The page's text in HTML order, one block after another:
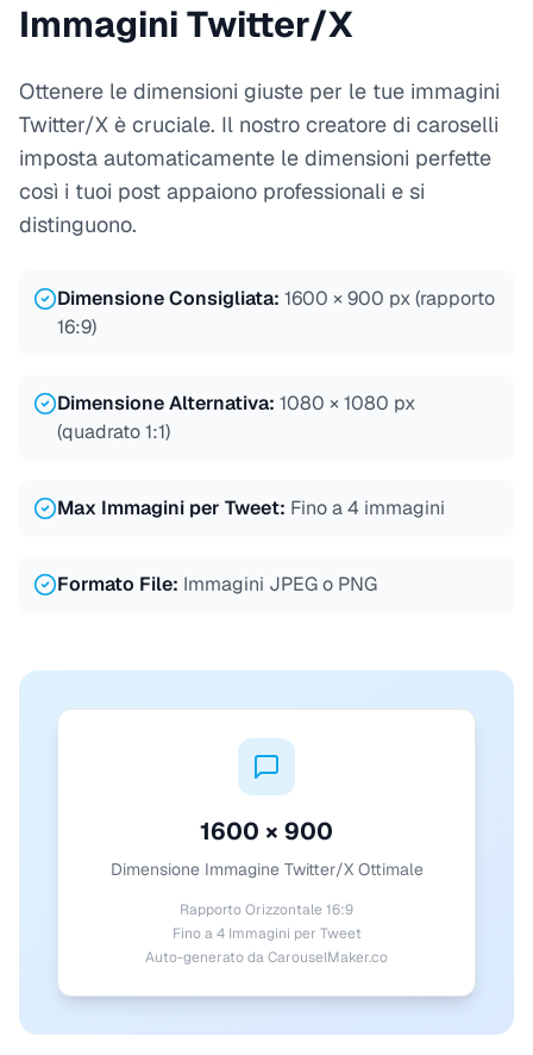
Immagini Twitter/X
Ottenere le dimensioni giuste per le tue immagini
Twitter/X è cruciale. Il nostro creatore di caroselli
imposta automaticamente le dimensioni perfette
così i tuoi post appaiono professionali e si
distinguono.
Dimensione Consigliata: 1600 × 900 px (rapporto
16:9)
Dimensione Alternativa: 1080 × 1080 px
(quadrato 1:1)
Max Immagini per Tweet: Fino a 4 immagini
Formato File: Immagini JPEG o PNG
1600 × 900
Dimensione Immagine Twitter/X Ottimale
Rapporto Orizzontale 16:9
Fino a 4 Immagini per Tweet
Auto-generato da CarouselMaker.co